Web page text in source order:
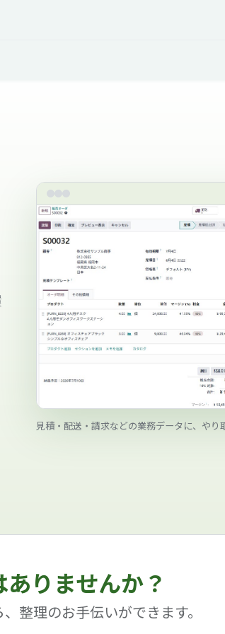
見積・配送・請求などの業務データに、や
りませんか？
整理のお手伝いができます。